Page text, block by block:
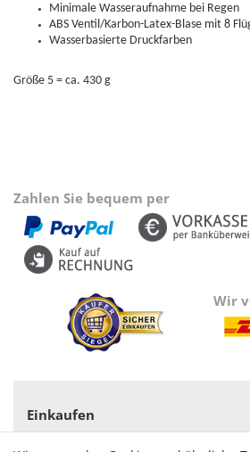
Minimale Wasseraufnahme bei Regen
ABS Ventil/Karbon-Latex-Blase mit 8
Wasserbasierte Druckfarben
Größe 5 = ca. 430 g
Zahlen Sie bequem per
Wir
Einkaufen
Zahlungsarten